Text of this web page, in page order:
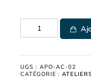
UGS : APO-AC-02
CATÉGORIE :